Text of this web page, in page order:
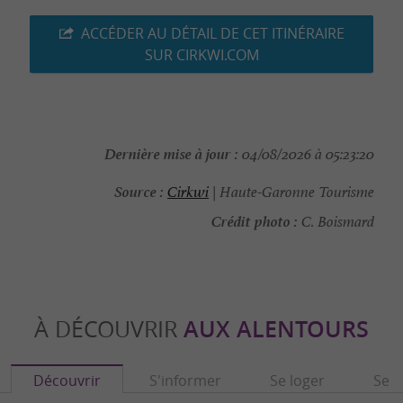
ACCÉDER AU DÉTAIL DE CET ITINÉRAIRE
SUR CIRKWI.COM
Dernière mise à jour : 04/08/2026 à 05:23:20
Source : Cirkwi | Haute-Garonne Tourisme
Crédit photo : C. Boismard
À DÉCOUVRIR AUX ALENTOURS
Découvrir S'informer Se loger Se